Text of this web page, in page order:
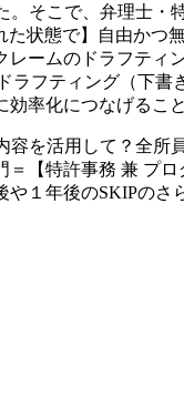
そこで、弁理士・
状態で】自由か
ームのドラフティ
ラフティング（下
率化につなげるこ
容を活用して？全
【特許事務 兼 プ
１年後のSKIPのさ